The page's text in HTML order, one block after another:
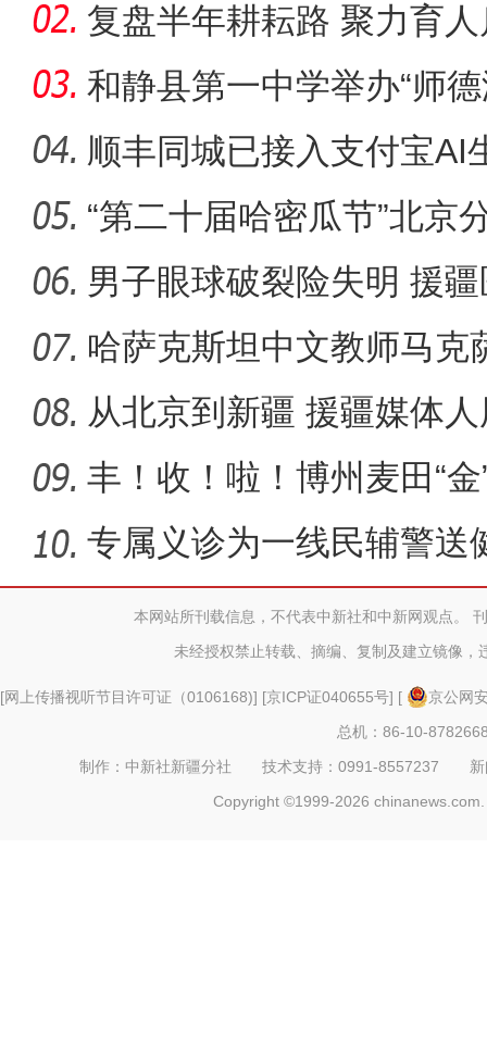
复盘半年耕耘路 聚力育
和静县第一中学举办“师
德讲
顺丰同城已接入支付宝AI
式”服
“第二十届哈密瓜节”北京
男子眼球破裂险失明 援
光明
哈萨克斯坦中文教师马克
感受真
从北京到新疆 援疆媒体
事”
丰！收！啦！博州麦田“
专属义诊为一线民辅警送
本网站所刊载信息，不代表中新社和中新网观点。
未经授权禁止转载、摘编、复制及建立镜像，
[网上传播视听节目许可证（0106168)] [京ICP证040655号] [
京公网
总机：86-10-
制作：中新社新疆分社 技术支持：0991-8557237
Copyright ©1999-2026